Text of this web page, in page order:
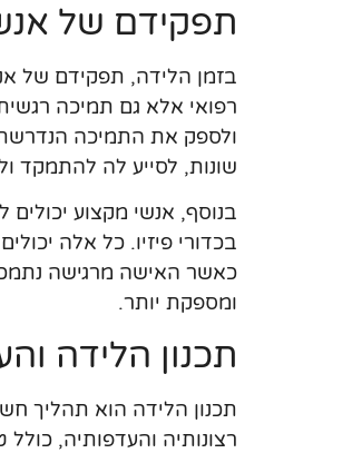
תפקידם של
בזמן הלידה, תפקידם של
רפואי אלא גם תמיכה
ולספק את התמיכה
שונות, לסייע לה להתמקד
בנוסף, אנשי מקצוע
בכדורי פיזיו. כל אלה
כאשר האישה מרגישה
ומספקת יותר.
תכנון הלידה
תכנון הלידה הוא תהליך
רצונותיה והעדפותיה,